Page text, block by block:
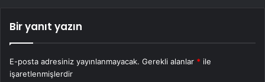
Bir yanıt yazın
E-posta adresiniz yayınlanmayacak. Gerekli alanlar * ile
işaretlenmişlerdir